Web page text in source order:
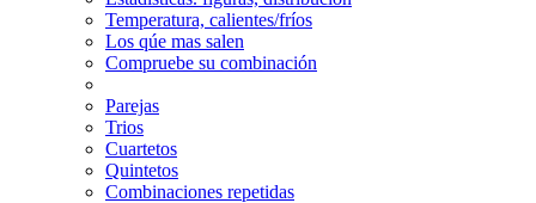
Temperatura, calientes/fríos
Los qúe mas salen
Compruebe su combinación
Parejas
Trios
Cuartetos
Quintetos
Combinaciones repetidas